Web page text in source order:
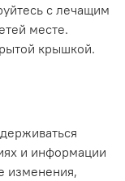
с лечащим
месте.
крышкой.
и информации
изменения,